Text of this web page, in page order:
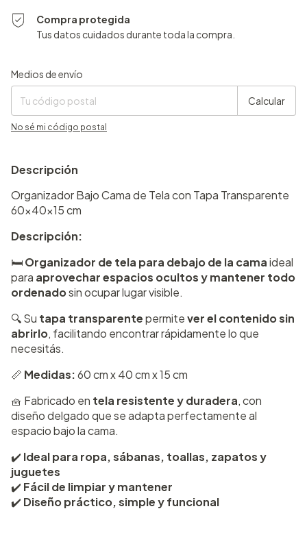
Compra protegida
Tus datos cuidados durante toda la compra.
Entregas para el CP:
Medios de envío
Calcular
No sé mi código postal
Descripción
Organizador Bajo Cama de Tela con Tapa Transparente
60x40x15 cm
Descripción:
🛏️Organizador de tela para debajo de la camaideal
para aprovechar espacios ocultos y mantener todo
ordenadosin ocupar lugar visible.
🔍 Su tapa transparentepermitever el contenido sin
abrirlo, facilitando encontrar rápidamente lo que
necesitás.
📏 Medidas:60 cm x 40 cm x 15 cm
🧺 Fabricado en tela resistente y duradera, con
diseño delgado que se adapta perfectamente al
espacio bajo la cama.
✔️ Ideal para ropa, sábanas, toallas, zapatos y
juguetes
✔️ Fácil de limpiar y mantener
✔️ Diseño práctico, simple y funcional